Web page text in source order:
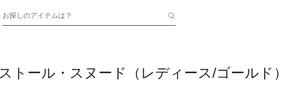
お探しのアイテムは？
ストール・スヌード（レディース/ゴールド）